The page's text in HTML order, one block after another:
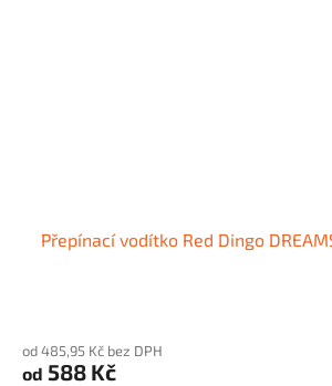
Přepínací vodítko Red Dingo
od 485,95 Kč bez DPH
od 588 Kč